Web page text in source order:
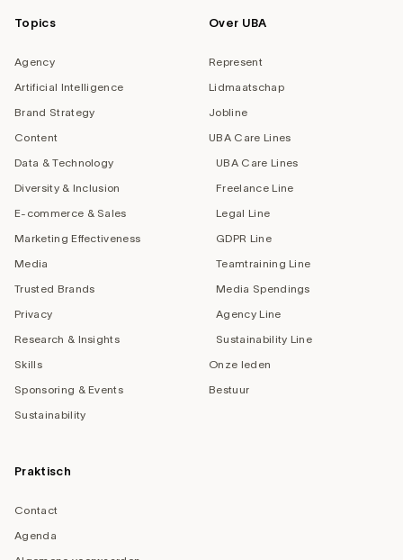
Topics
Agency
Artificial Intelligence
Brand Strategy
Content
Data & Technology
Diversity & Inclusion
E-commerce & Sales
Marketing Effectiveness
Media
Trusted Brands
Privacy
Research & Insights
Skills
Sponsoring & Events
Sustainability
Over UBA
Represent
Lidmaatschap
Jobline
UBA Care Lines
UBA Care Lines
Freelance Line
Legal Line
GDPR Line
Teamtraining Line
Media Spendings
Agency Line
Sustainability Line
Onze leden
Bestuur
Praktisch
Contact
Agenda